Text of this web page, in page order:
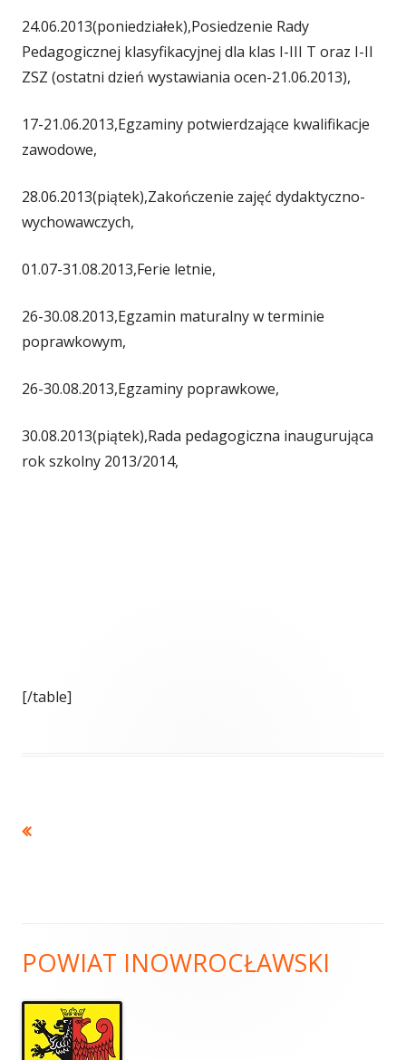
24.06.2013(poniedziałek),Posiedzenie Rady
Pedagogicznej klasyfikacyjnej dla klas I-III T oraz I-II
ZSZ (ostatni dzień wystawiania ocen-21.06.2013),
17-21.06.2013,Egzaminy potwierdzające kwalifikacje
zawodowe,
28.06.2013(piątek),Zakończenie zajęć dydaktyczno-
wychowawczych,
01.07-31.08.2013,Ferie letnie,
26-30.08.2013,Egzamin maturalny w terminie
poprawkowym,
26-30.08.2013,Egzaminy poprawkowe,
30.08.2013(piątek),Rada pedagogiczna inaugurująca
rok szkolny 2013/2014,
[/table]
POWIAT INOWROCŁAWSKI